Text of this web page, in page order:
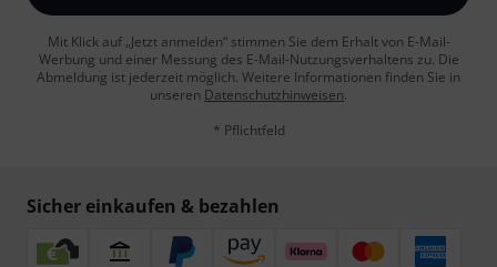
Mit Klick auf „Jetzt anmelden“ stimmen Sie dem Erhalt von E-Mail-
Werbung und einer Messung des E-Mail-Nutzungsverhaltens zu. Die
Abmeldung ist jederzeit möglich. Weitere Informationen finden Sie in
unseren Datenschutzhinweisen.
* Pflichtfeld
Sicher einkaufen & bezahlen